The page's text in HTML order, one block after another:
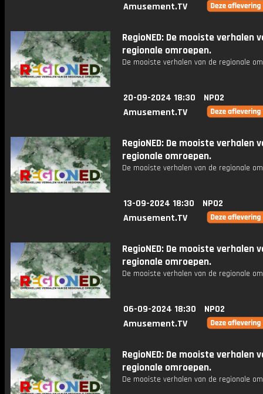
Amusement.TV
RegioNED: De mooiste verhalen
regionale omroepen.
De mooiste verhalen van de regionale
20-09-2024 18:30
NPO2
Amusement.TV
RegioNED: De mooiste verhalen
regionale omroepen.
De mooiste verhalen van de regionale
13-09-2024 18:30
NPO2
Amusement.TV
RegioNED: De mooiste verhalen
regionale omroepen.
De mooiste verhalen van de regionale
06-09-2024 18:30
NPO2
Amusement.TV
RegioNED: De mooiste verhalen
regionale omroepen.
De mooiste verhalen van de regionale